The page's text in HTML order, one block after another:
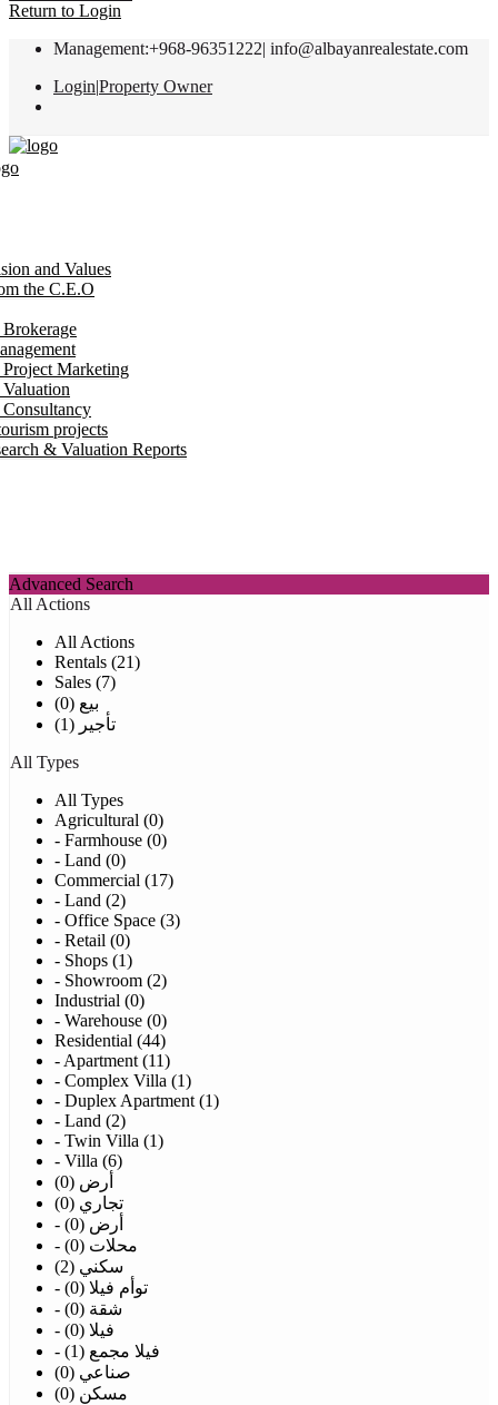
Return to Login
Management:+968-96351222| info@albayanrealestate.com
Login|Property Owner
and Values
the C.E.O
Brokerage
Project Marketing
Valuation
Consultancy
projects
& Valuation Reports
Advanced Search
All Actions
All Actions
Rentals (21)
Sales (7)
بيع (0)
تأجير (1)
All Types
All Types
Agricultural (0)
- Farmhouse (0)
- Land (0)
Commercial (17)
- Land (2)
- Office Space (3)
- Retail (0)
- Shops (1)
- Showroom (2)
Industrial (0)
- Warehouse (0)
Residential (44)
- Apartment (11)
- Complex Villa (1)
- Duplex Apartment (1)
- Land (2)
- Twin Villa (1)
- Villa (6)
أرض (0)
تجاري (0)
- أرض (0)
- محلات (0)
سكني (2)
- توأم فيلا (0)
- شقة (0)
- فيلا (0)
- فيلا مجمع (1)
صناعي (0)
مسكن (0)